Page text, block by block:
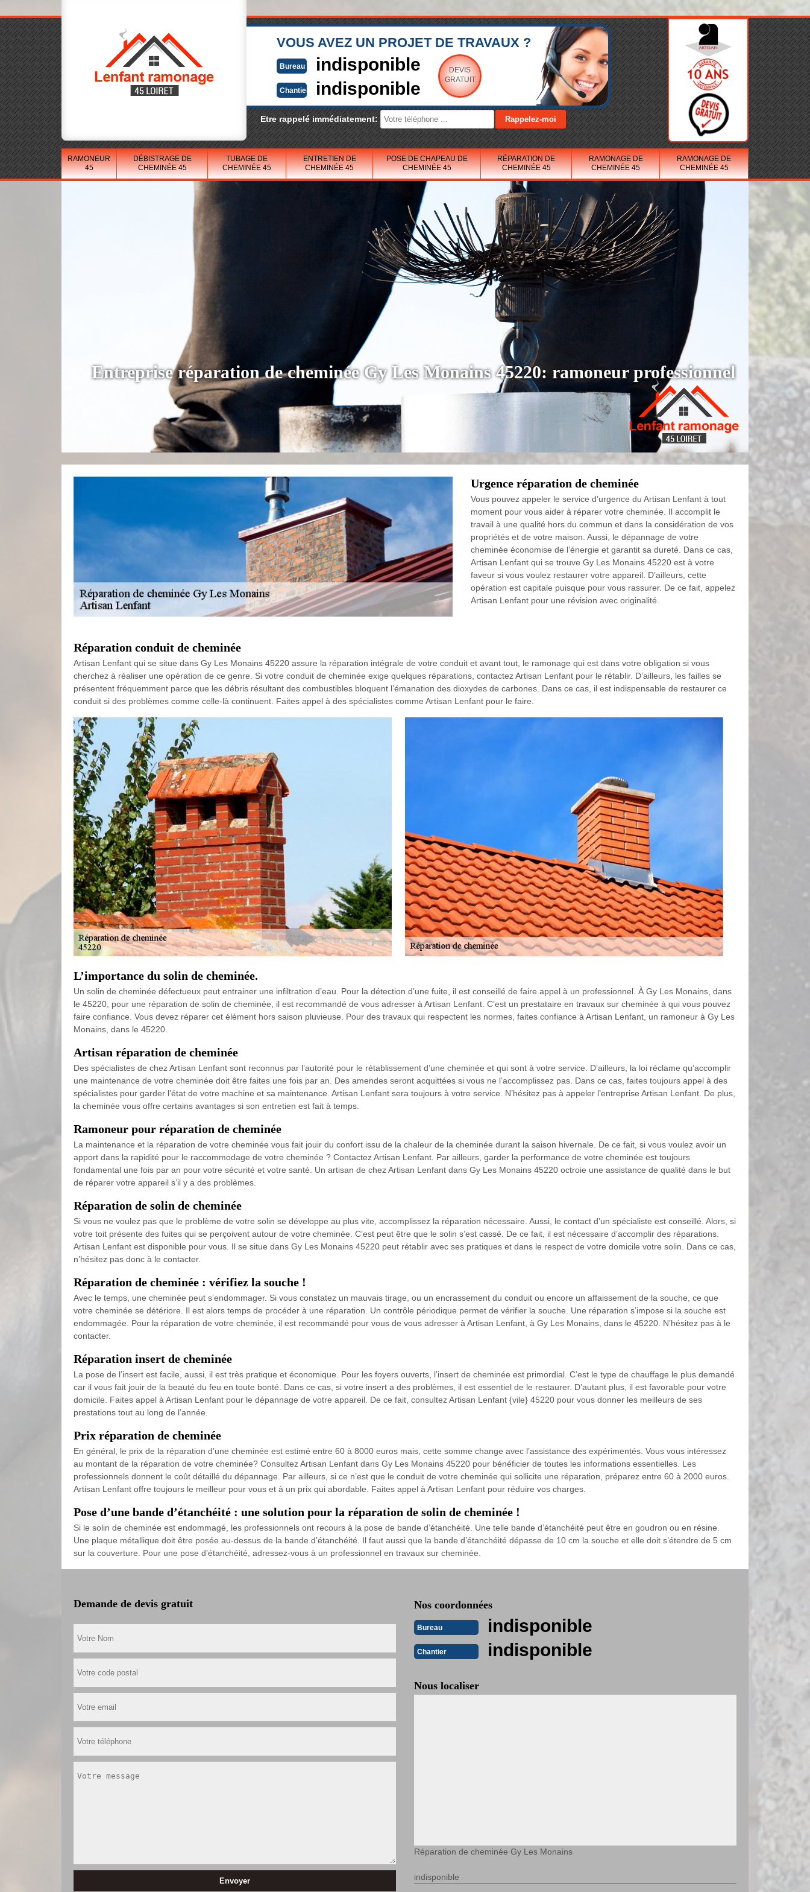
VOUS AVEZ UN PROJET DE TRAVAUX ?
Bureau indisponible
Chantier indisponible
DEVIS
GRATUIT
Etre rappelé immédiatement:
RAMONEUR
45
DÉBISTRAGE DE
CHEMINÉE 45
TUBAGE DE
CHEMINÉE 45
ENTRETIEN DE
CHEMINÉE 45
POSE DE CHAPEAU DE
CHEMINÉE 45
RÉPARATION DE
CHEMINÉE 45
RAMONAGE DE
CHEMINÉE 45
RAMONAGE DE
CHEMINÉE 45
Entreprise réparation de cheminée Gy Les Monains 45220: ramoneur professionnel
Urgence réparation de cheminée
Vous pouvez appeler le service d’urgence du Artisan Lenfant à tout
moment pour vous aider à réparer votre cheminée. Il accomplit le
travail à une qualité hors du commun et dans la considération de vos
propriétés et de votre maison. Aussi, le dépannage de votre
cheminée économise de l’énergie et garantit sa dureté. Dans ce cas,
Artisan Lenfant qui se trouve Gy Les Monains 45220 est à votre
faveur si vous voulez restaurer votre appareil. D’ailleurs, cette
opération est capitale puisque pour vous rassurer. De ce fait, appelez
Artisan Lenfant pour une révision avec originalité.
Réparation conduit de cheminée
Artisan Lenfant qui se situe dans Gy Les Monains 45220 assure la réparation intégrale de votre conduit et avant tout, le ramonage qui est dans votre obligation si vous
cherchez à réaliser une opération de ce genre. Si votre conduit de cheminée exige quelques réparations, contactez Artisan Lenfant pour le rétablir. D’ailleurs, les failles se
présentent fréquemment parce que les débris résultant des combustibles bloquent l’émanation des dioxydes de carbones. Dans ce cas, il est indispensable de restaurer ce
conduit si des problèmes comme celle-là continuent. Faites appel à des spécialistes comme Artisan Lenfant pour le faire.
L’importance du solin de cheminée.
Un solin de cheminée défectueux peut entrainer une infiltration d’eau. Pour la détection d’une fuite, il est conseillé de faire appel à un professionnel. À Gy Les Monains, dans
le 45220, pour une réparation de solin de cheminée, il est recommandé de vous adresser à Artisan Lenfant. C’est un prestataire en travaux sur cheminée à qui vous pouvez
faire confiance. Vous devez réparer cet élément hors saison pluvieuse. Pour des travaux qui respectent les normes, faites confiance à Artisan Lenfant, un ramoneur à Gy Les
Monains, dans le 45220.
Artisan réparation de cheminée
Des spécialistes de chez Artisan Lenfant sont reconnus par l’autorité pour le rétablissement d’une cheminée et qui sont à votre service. D’ailleurs, la loi réclame qu’accomplir
une maintenance de votre cheminée doit être faites une fois par an. Des amendes seront acquittées si vous ne l’accomplissez pas. Dans ce cas, faites toujours appel à des
spécialistes pour garder l’état de votre machine et sa maintenance. Artisan Lenfant sera toujours à votre service. N’hésitez pas à appeler l’entreprise Artisan Lenfant. De plus,
la cheminée vous offre certains avantages si son entretien est fait à temps.
Ramoneur pour réparation de cheminée
La maintenance et la réparation de votre cheminée vous fait jouir du confort issu de la chaleur de la cheminée durant la saison hivernale. De ce fait, si vous voulez avoir un
apport dans la rapidité pour le raccommodage de votre cheminée ? Contactez Artisan Lenfant. Par ailleurs, garder la performance de votre cheminée est toujours
fondamental une fois par an pour votre sécurité et votre santé. Un artisan de chez Artisan Lenfant dans Gy Les Monains 45220 octroie une assistance de qualité dans le but
de réparer votre appareil s’il y a des problèmes.
Réparation de solin de cheminée
Si vous ne voulez pas que le problème de votre solin se développe au plus vite, accomplissez la réparation nécessaire. Aussi, le contact d’un spécialiste est conseillé. Alors, si
votre toit présente des fuites qui se perçoivent autour de votre cheminée. C’est peut être que le solin s’est cassé. De ce fait, il est nécessaire d’accomplir des réparations.
Artisan Lenfant est disponible pour vous. Il se situe dans Gy Les Monains 45220 peut rétablir avec ses pratiques et dans le respect de votre domicile votre solin. Dans ce cas,
n’hésitez pas donc à le contacter.
Réparation de cheminée : vérifiez la souche !
Avec le temps, une cheminée peut s’endommager. Si vous constatez un mauvais tirage, ou un encrassement du conduit ou encore un affaissement de la souche, ce que
votre cheminée se détériore. Il est alors temps de procéder à une réparation. Un contrôle périodique permet de vérifier la souche. Une réparation s’impose si la souche est
endommagée. Pour la réparation de votre cheminée, il est recommandé pour vous de vous adresser à Artisan Lenfant, à Gy Les Monains, dans le 45220. N’hésitez pas à le
contacter.
Réparation insert de cheminée
La pose de l’insert est facile, aussi, il est très pratique et économique. Pour les foyers ouverts, l’insert de cheminée est primordial. C’est le type de chauffage le plus demandé
car il vous fait jouir de la beauté du feu en toute bonté. Dans ce cas, si votre insert a des problèmes, il est essentiel de le restaurer. D’autant plus, il est favorable pour votre
domicile. Faites appel à Artisan Lenfant pour le dépannage de votre appareil. De ce fait, consultez Artisan Lenfant {vile} 45220 pour vous donner les meilleurs de ses
prestations tout au long de l’année.
Prix réparation de cheminée
En général, le prix de la réparation d’une cheminée est estimé entre 60 à 8000 euros mais, cette somme change avec l’assistance des expérimentés. Vous vous intéressez
au montant de la réparation de votre cheminée? Consultez Artisan Lenfant dans Gy Les Monains 45220 pour bénéficier de toutes les informations essentielles. Les
professionnels donnent le coût détaillé du dépannage. Par ailleurs, si ce n’est que le conduit de votre cheminée qui sollicite une réparation, préparez entre 60 à 2000 euros.
Artisan Lenfant offre toujours le meilleur pour vous et à un prix qui abordable. Faites appel à Artisan Lenfant pour réduire vos charges.
Pose d’une bande d’étanchéité : une solution pour la réparation de solin de cheminée !
Si le solin de cheminée est endommagé, les professionnels ont recours à la pose de bande d’étanchéité. Une telle bande d’étanchéité peut être en goudron ou en résine.
Une plaque métallique doit être posée au-dessus de la bande d’étanchéité. Il faut aussi que la bande d’étanchéité dépasse de 10 cm la souche et elle doit s’étendre de 5 cm
sur la couverture. Pour une pose d’étanchéité, adressez-vous à un professionnel en travaux sur cheminée.
Demande de devis gratuit Nos coordonnées
Bureau indisponible
Chantier indisponible
Nous localiser
Réparation de cheminée Gy Les Monains
indisponible